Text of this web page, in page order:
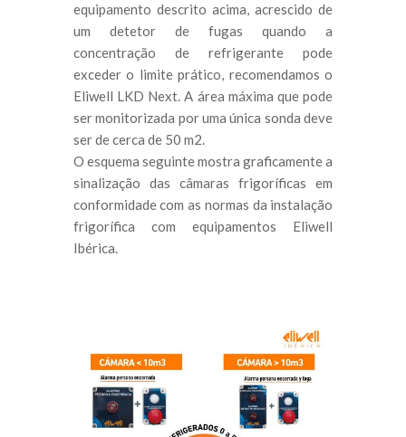
equipamento descrito acima, acrescido de
um detetor de fugas quando a
concentração de refrigerante pode
exceder o limite prático, recomendamos o
Eliwell LKD Next. A área máxima que pode
ser monitorizada por uma única sonda deve
ser de cerca de 50 m2.
O esquema seguinte mostra graficamente a
sinalização das câmaras frigoríficas em
conformidade com as normas da instalação
frigorífica com equipamentos Eliwell
Ibérica.